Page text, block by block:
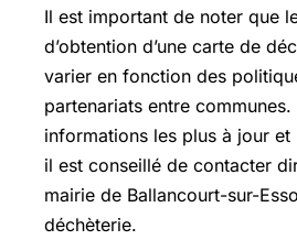
Il est important de noter que
d’obtention d’une carte de
varier en fonction des
partenariats entre communes.
informations les plus à jour et
il est conseillé de contacter
mairie de Ballancourt-sur-
déchèterie.